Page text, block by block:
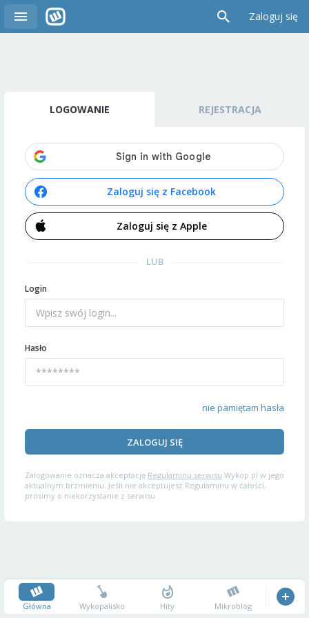
Zaloguj się
LOGOWANIE REJESTRACJA
Zaloguj się z Facebook
Zaloguj się z Apple
LUB
Login
Hasło
nie pamiętam hasła
ZALOGUJ SIĘ
Zalogowanie oznacza akceptację Regulaminu serwisu Wykop.pl w jego
aktualnym brzmieniu. Jeśli nie akceptujesz Regulaminu w całości,
prosimy o niekorzystanie z serwisu.
Główna Wykopalisko Hity Mikroblog